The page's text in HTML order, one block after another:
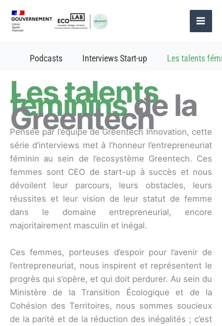
contenu
Podcasts Interviews Start-up Les talents
Les talents
fémininsde la
Greentech
Pensée par l’équipe de Greentech Innovation, cette
série d’interviews met à l’honneur l’entrepreneuriat
féminin au sein de l’ecosystème Greentech. Ces
femmes sont CEO de start-up à succès et nous
dévoilent leur parcours, leurs obstacles, leurs
réussites et leur vision de leur statut de femme
dans le domaine entrepreneurial, encore
majoritairement masculin et inégal.
Ces femmes, porteuses d’espoir pour l’avenir de
l’entrepreneuriat, nous inspirent et représentent le
progrès qui s’opère, et qui doit perdurer. Au sein du
Ministère de la Transition Écologique et de la
Cohésion des Territoires, nous sommes soucieux
de la parité et de la réduction des inégalités ; c’est